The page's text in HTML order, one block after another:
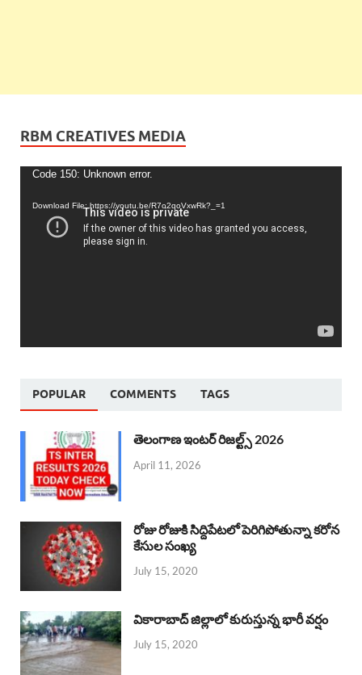
RBM CREATIVES MEDIA
Video
Code 150: Unknown error.
Download File: https://youtu.be/R7o2qoVxwRk?_=1
POPULAR COMMENTS TAGS
తెలంగాణ ఇంటర్ రిజల్ట్స్ 2026
April 11, 2026
రోజు రోజుకి సిద్దిపేటలో పెరిగిపోతున్నా కరోన
కేసుల సంఖ్య
July 15, 2020
వికారాబాద్ జిల్లాలో కురుస్తున్న భారీ వర్షం
July 15, 2020